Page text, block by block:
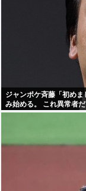
ジャンポケ斉藤「初め
み始める。 これ異常者